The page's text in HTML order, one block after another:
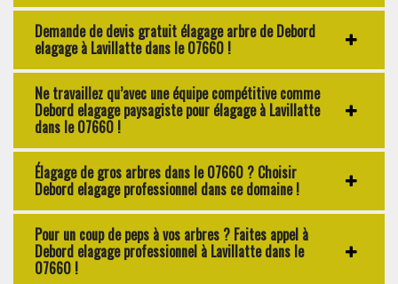
Demande de devis gratuit élagage arbre de Debord
elagage à Lavillatte dans le 07660 !
Ne travaillez qu’avec une équipe compétitive comme
Debord elagage paysagiste pour élagage à Lavillatte
dans le 07660 !
Élagage de gros arbres dans le 07660 ? Choisir
Debord elagage professionnel dans ce domaine !
Pour un coup de peps à vos arbres ? Faites appel à
Debord elagage professionnel à Lavillatte dans le
07660 !